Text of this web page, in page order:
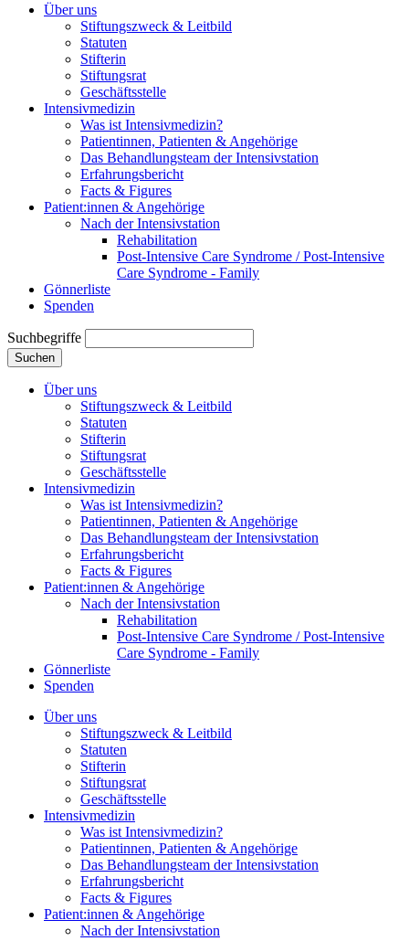
Über uns
Stiftungszweck & Leitbild
Statuten
Stifterin
Stiftungsrat
Geschäftsstelle
Intensivmedizin
Was ist Intensivmedizin?
Patientinnen, Patienten & Angehörige
Das Behandlungsteam der Intensivstation
Erfahrungsbericht
Facts & Figures
Patient:innen & Angehörige
Nach der Intensivstation
Rehabilitation
Post-Intensive Care Syndrome / Post-Intensive
Care Syndrome - Family
Gönnerliste
Spenden
Suchbegriffe
Suchen
Über uns
Stiftungszweck & Leitbild
Statuten
Stifterin
Stiftungsrat
Geschäftsstelle
Intensivmedizin
Was ist Intensivmedizin?
Patientinnen, Patienten & Angehörige
Das Behandlungsteam der Intensivstation
Erfahrungsbericht
Facts & Figures
Patient:innen & Angehörige
Nach der Intensivstation
Rehabilitation
Post-Intensive Care Syndrome / Post-Intensive
Care Syndrome - Family
Gönnerliste
Spenden
Über uns
Stiftungszweck & Leitbild
Statuten
Stifterin
Stiftungsrat
Geschäftsstelle
Intensivmedizin
Was ist Intensivmedizin?
Patientinnen, Patienten & Angehörige
Das Behandlungsteam der Intensivstation
Erfahrungsbericht
Facts & Figures
Patient:innen & Angehörige
Nach der Intensivstation